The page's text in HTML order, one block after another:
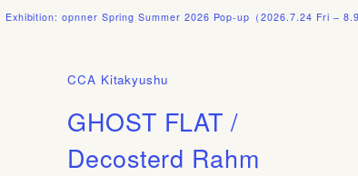
opnner Spring Summer 2026 Pop-up（2026.7.24 Fri – 8.9 Sun）
CCA Kitakyushu
GHOST FLAT /
Decosterd Rahm